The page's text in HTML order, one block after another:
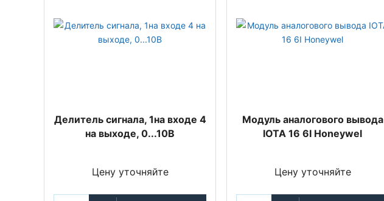
Делитель сигнала, 1на входе 4
на выходе, 0...10В
Цену уточняйте
Модуль аналогового вывода
IOTA 16 6I Honeywel
Цену уточняйте